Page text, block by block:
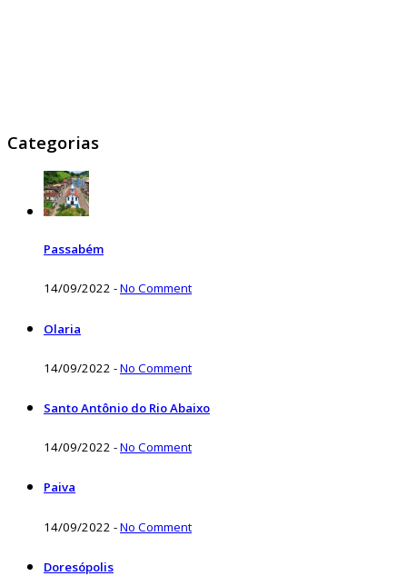
Categorias
Passabém
14/09/2022 -No Comment
Olaria
14/09/2022 -No Comment
Santo Antônio do Rio Abaixo
14/09/2022 -No Comment
Paiva
14/09/2022 -No Comment
Doresópolis